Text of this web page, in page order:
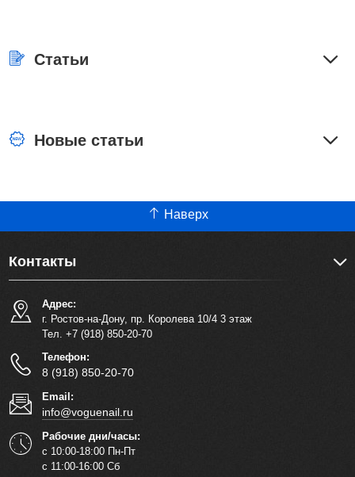
Статьи
Новые статьи
Наверх
Контакты
Адрес:
г. Ростов-на-Дону, пр. Королева 10/4 3 этаж
Тел. +7 (918) 850-20-70
Телефон:
8 (918) 850-20-70
Email:
info@voguenail.ru
Рабочие дни/часы:
с 10:00-18:00 Пн-Пт
с 11:00-16:00 Сб